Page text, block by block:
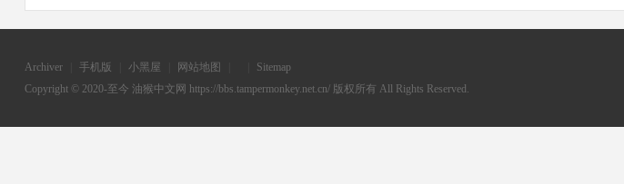
Archiver 手机版 小黑屋 网站地图
Sitemap
Copyright © 2020-至今 油猴中文网 https://bbs.tampermonkey.net.cn/ 版权所有 All Rights Reserved.